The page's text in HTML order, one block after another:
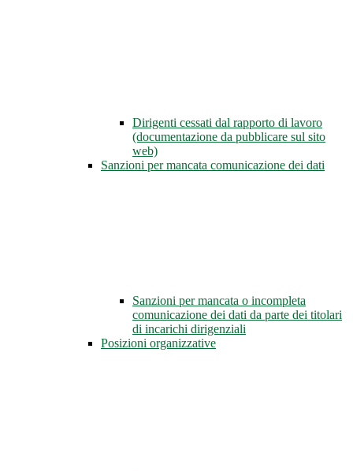
Dirigenti cessati dal rapporto di lavoro
(documentazione da pubblicare sul sito
web)
Sanzioni per mancata comunicazione dei dati
Sanzioni per mancata o incompleta
comunicazione dei dati da parte dei titolari
di incarichi dirigenziali
Posizioni organizzative